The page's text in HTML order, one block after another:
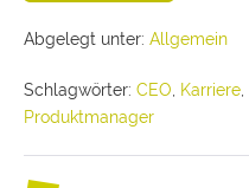
Abgelegt unter: Allgemein
Schlagwörter: CEO Karriere
Produktmanager